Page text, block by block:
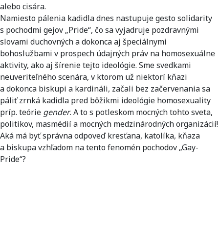
alebo cisára.
Namiesto pálenia kadidla dnes nastupuje gesto solidarity
s pochodmi gejov „Pride“, čo sa vyjadruje pozdravnými
slovami duchovných a dokonca aj špeciálnymi
bohoslužbami v prospech údajných práv na homosexuálne
aktivity, ako aj šírenie tejto ideológie. Sme svedkami
neuveriteľného scenára, v ktorom už niektorí kňazi
a dokonca biskupi a kardináli, začali bez začervenania sa
páliť zrnká kadidla pred bôžikmi ideológie homosexuality
príp. teórie gender. A to s potleskom mocných tohto sveta,
politikov, masmédií a mocných medzinárodných organizácií!
Aká má byť správna odpoveď kresťana, katolíka, kňaza
a biskupa vzhľadom na tento fenomén pochodov „Gay-
Pride“?